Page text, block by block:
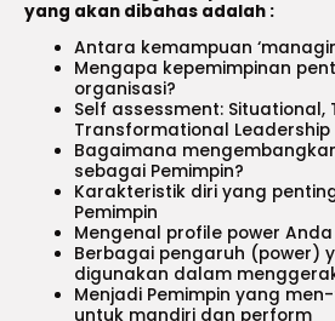
yang akan dibahas adalah :
Antara kemampuan
Mengapa kepemimpinan
organisasi?
Self assessment:
Transformational Leadership
Bagaimana
sebagai Pemimpin?
Karakteristik diri yang
Pemimpin
Mengenal profile power
Berbagai pengaruh (power)
digunakan dalam
Menjadi Pemimpin yang
untuk mandiri dan perform